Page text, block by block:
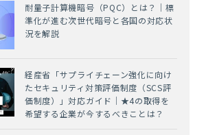
耐量子計算機暗号（PQC）とは？｜標
準化が進む次世代暗号と各国の対応状
況を解説
経産省「サプライチェーン強化に向け
たセキュリティ対策評価制度（SCS評
価制度）」対応ガイド｜★4の取得を
希望する企業が今するべきことは？